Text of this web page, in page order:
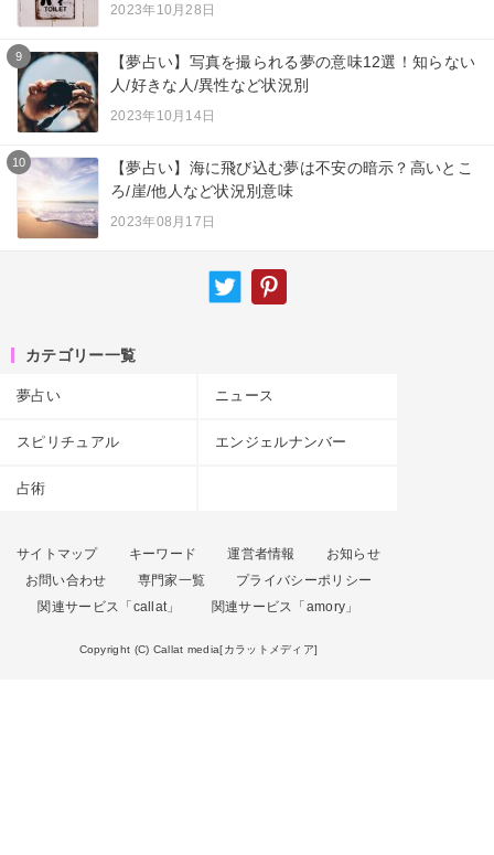
2023年10月28日
9
【夢占い】写真を撮られる夢の意味12選！知らない
人/好きな人/異性など状況別
2023年10月14日
10
【夢占い】海に飛び込む夢は不安の暗示？高いとこ
ろ/崖/他人など状況別意味
2023年08月17日
カテゴリー一覧
夢占い ニュース
スピリチュアル エンジェルナンバー
占術
サイトマップ キーワード 運営者情報
お知らせ
お問い合わせ
専門家一覧
プライバシーポリシー
関連サービス「callat」
関連サービス「amory」
Copyright (C) Callat media[カラットメディア]